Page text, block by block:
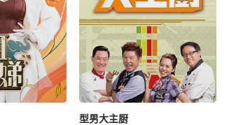
型男大主厨